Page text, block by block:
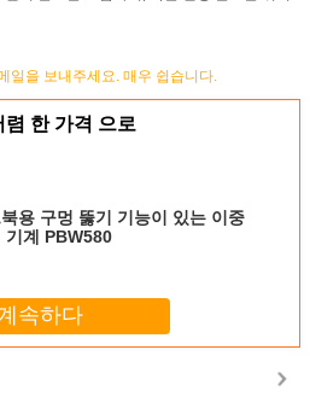
일을 보내주세요. 매우 쉽습니다.
렴 한 가격 으로
용 구멍 뚫기 기능이 있는 이중
기계 PBW580
속하다